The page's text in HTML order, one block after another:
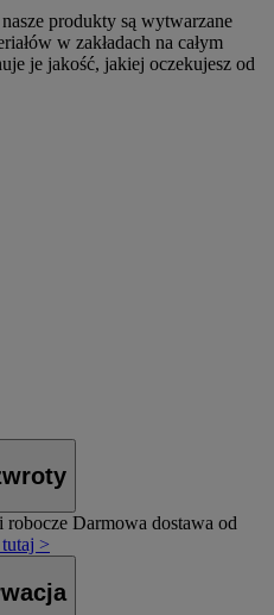
produkty są wytwarzane
w zakładach na całym
je jakość, jakiej oczekujesz od
robocze Darmowa dostawa od
>